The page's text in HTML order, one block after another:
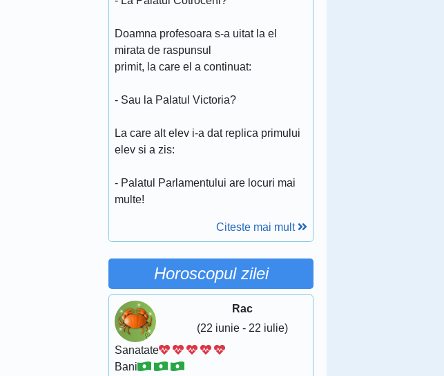
Doamna profesoara s-a uitat la el
mirata de raspunsul
primit, la care el a continuat:
- Sau la Palatul Victoria?
La care alt elev i-a dat replica primului
elev si a zis:
- Palatul Parlamentului are locuri mai
multe!
Citeste mai mult
Horoscopul zilei
Rac
(22 iunie - 22 iulie)
Sanatate
Bani